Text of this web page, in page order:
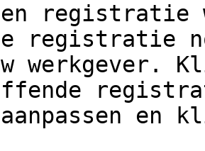
registratie
werkgever.
en